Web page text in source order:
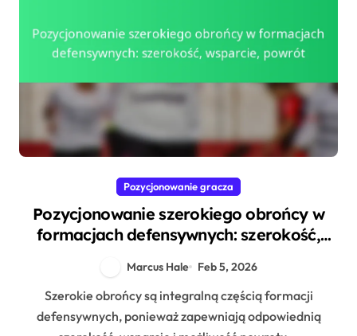
Pozycjonowanie gracza
Pozycjonowanie szerokiego obrońcy w
formacjach defensywnych: szerokość,
Marcus Hale Feb 5, 2026
Szerokie obrońcy są integralną częścią formacji
defensywnych, ponieważ zapewniają odpowiednią